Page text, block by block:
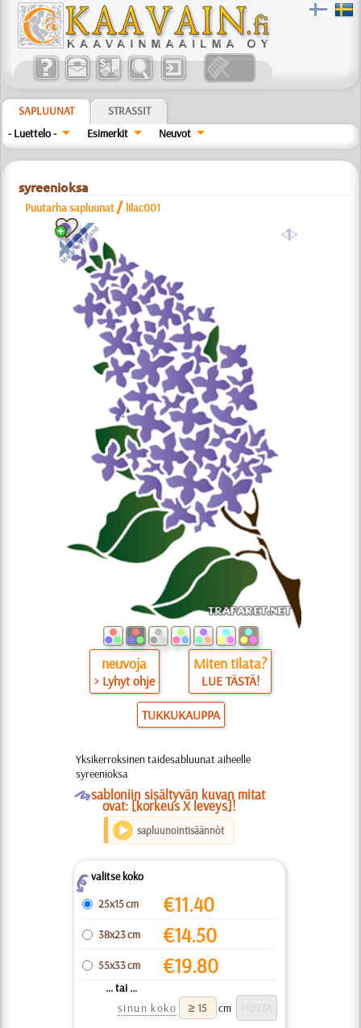
SAPLUUNAT
STRASSIT
- Luettelo -
Esimerkit Neuvot
syreenioksa
Puutarha sapluunat / lilac001
a
neuvoja
> Lyhyt ohje
Miten tilata?
LUE TÄSTÄ!
TUKKUKAUPPA
Yksikerroksinen taidesabluunat aiheelle
syreenioksa
Osabloniin sisältyvän kuvan mitat
ovat: [korkeus X leveys]!
sapluunointisäännöt
Zvalitse koko
25x15 cm
€11.40
38x23 cm €14.50
55x33 cm €19.80
... tai ...
sinun koko
cm